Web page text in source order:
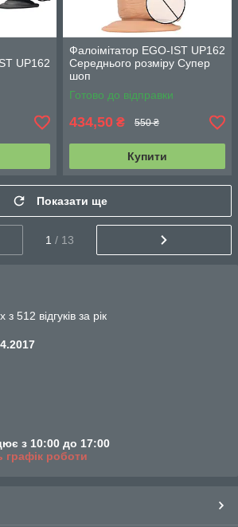
UP162
Фалоімітатор EGO-IST UP162
Середнього розміру Супер
шоп
Готово до відправки
434,50 ₴ 550 ₴
Купити
Показати ще
1 / 13
512 відгуків за рік
з 10:00 до 17:00
графік роботи